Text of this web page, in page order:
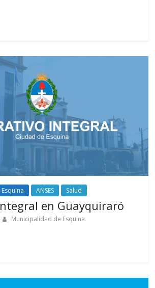
ANSES Salud
en Guayquiraró
Municipalidad de Esquina